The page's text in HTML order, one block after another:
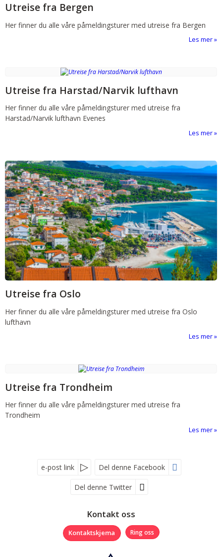
Utreise fra Bergen
Her finner du alle våre påmeldingsturer med utreise fra Bergen
Les mer
Utreise fra Harstad/Narvik lufthavn
Her finner du alle våre påmeldingsturer med utreise fra
Harstad/Narvik lufthavn Evenes
Les mer
Utreise fra Oslo
Her finner du alle våre påmeldingsturer med utreise fra Oslo
lufthavn
Les mer
Utreise fra Trondheim
Her finner du alle våre påmeldingsturer med utreise fra
Trondheim
Les mer
e-post link Del denne Facebook
Del denne Twitter
Følg oss på
Kontakt oss
Kontaktskjema Ring oss
Nyhetsbrev